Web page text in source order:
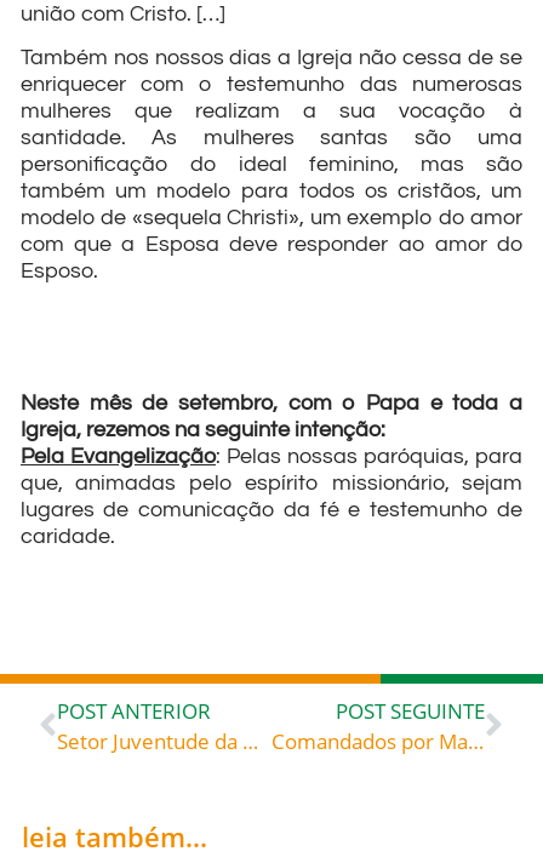
união com Cristo. […]
Também nos nossos dias a Igreja não cessa de se
enriquecer com o testemunho das numerosas
mulheres que realizam a sua vocação à
santidade. As mulheres santas são uma
personificação do ideal feminino, mas são
também um modelo para todos os cristãos, um
modelo de «sequela Christi», um exemplo do amor
com que a Esposa deve responder ao amor do
Esposo.
Neste mês de setembro, com o Papa e toda a
Igreja, rezemos na seguinte intenção:
Pela Evangelização: Pelas nossas paróquias, para
que, animadas pelo espírito missionário, sejam
lugares de comunicação da fé e testemunho de
caridade.
POST ANTERIOR
Setor Juventude da Diocese de Blumenau convida para Encontro de Formação no Dia Nacional da Juventude
POST SEGUINTE
Comandados por Maurício e com o apoio, principalmente, de Exupério, Cândido, Vitor, Inocêncio e Vital, todos os soldados da tropa de Tebaida recusaram-se, novamente, a participar dos festejos. A irritação de Maximiano aumentou ainda mais, e a tal ponto, que imediatamente deu ordem a seu exército para marchar contra eles: São Maurício e companheiros, Mártires (séc. III-IV), celebrados hoje, 22, rogai por todos nós!
leia também...